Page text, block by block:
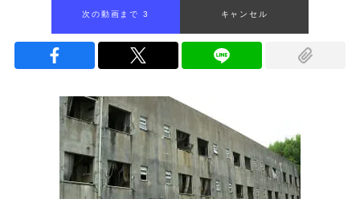
次の動画まで 2 キャンセル